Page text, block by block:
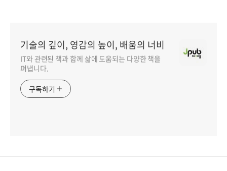
기술의 깊이, 영감의 높이, 배움의 너비
IT와 관련된 책과 함께 삶에 도움되는 다양한 책을
펴냅니다.
구독하기